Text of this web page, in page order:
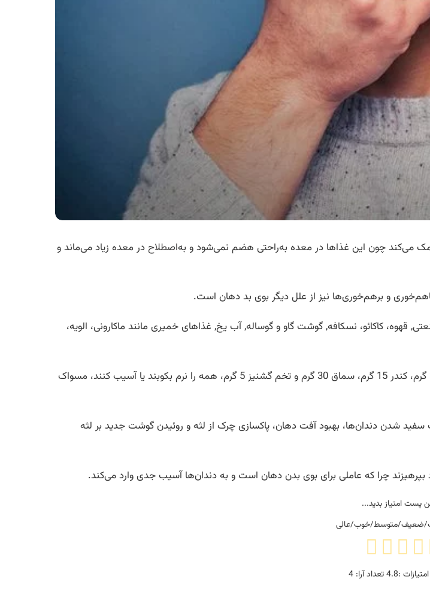
می‌کند چون این غذاها در معده به‌راحتی هضم نمی‌شود و به‌اصطلاحدر معده زیاد می‌ماند و
و برهم‌خوری‌ها نیز از علل دیگر بوی بد دهان است.
قهوه، کاکائو، نسکافه, گوشت گاو و گوساله, آب یخ, غذاهای خمیری مانند ماکارونی، الویه،
یک خمیردندان گیاهی گفت: برای تهیه خمیردندان گیاهی می‌توان گلنار 20 گرم، کندر 15 گرم، سماق 30 گرم و تخم گشنیز 5 گرم، همه را نرم بکوبند یا آسیب کنند، مسواک
شدن دندان‌ها، بهبود آفت دهان، پاکسازی چرک از لثه و روئیدن گوشت جدید بر لثه
چرا که عاملی برای بوی بدن دهان است و به دندان‌ها آسیب جدی وارد می‌کند.
پست امتیاز بدید...
ضعیف/متوسط/خوب/عالی
:
4.8تعداد آرا:4